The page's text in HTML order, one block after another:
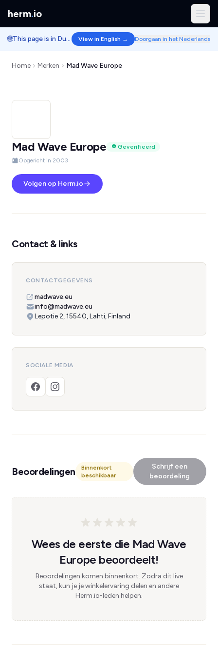
herm.io
🌐 This page is in Dutch. View in English → Doorgaan in het Nederlands
Home Merken Mad Wave Europe
Mad Wave Europe
Geverifieerd
Opgericht in 2003
Volgen op Herm.io
Contact & links
CONTACTGEGEVENS
madwave.eu
info@madwave.eu
Lepotie 2, 15540, Lahti, Finland
SOCIALE MEDIA
Beoordelingen
Binnenkort
beschikbaar
Schrijf een
beoordeling
Wees de eerste die Mad Wave
Europe beoordeelt!
Beoordelingen komen binnenkort. Zodra dit live
staat, kun je je winkelervaring delen en andere
Herm.io-leden helpen.